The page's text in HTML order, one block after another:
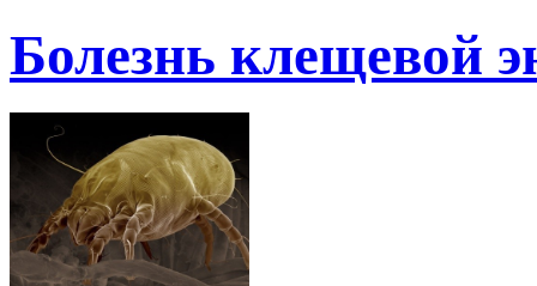
Болезнь клещевой